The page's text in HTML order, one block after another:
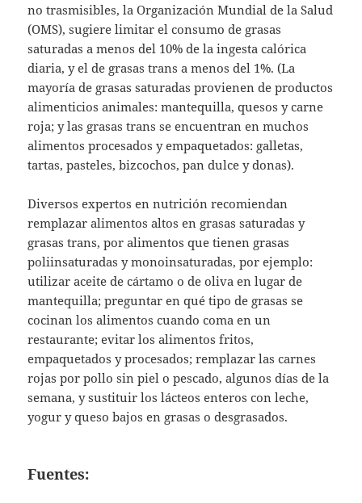
no trasmisibles, la Organización Mundial de la Salud
(OMS), sugiere limitar el consumo de grasas
saturadas a menos del 10% de la ingesta calórica
diaria, y el de grasas trans a menos del 1%. (La
mayoría de grasas saturadas provienen de productos
alimenticios animales: mantequilla, quesos y carne
roja; y las grasas trans se encuentran en muchos
alimentos procesados y empaquetados: galletas,
tartas, pasteles, bizcochos, pan dulce y donas).
Diversos expertos en nutrición recomiendan
remplazar alimentos altos en grasas saturadas y
grasas trans, por alimentos que tienen grasas
poliinsaturadas y monoinsaturadas, por ejemplo:
utilizar aceite de cártamo o de oliva en lugar de
mantequilla; preguntar en qué tipo de grasas se
cocinan los alimentos cuando coma en un
restaurante; evitar los alimentos fritos,
empaquetados y procesados; remplazar las carnes
rojas por pollo sin piel o pescado, algunos días de la
semana, y sustituir los lácteos enteros con leche,
yogur y queso bajos en grasas o desgrasados.
Fuentes: